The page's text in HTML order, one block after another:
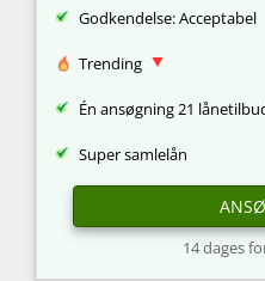
Godkendelse: Acceptabel
Trending
Én ansøgning 21
Super samlelån
14 dages